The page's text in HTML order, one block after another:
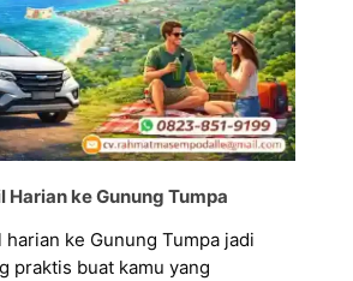
Harian ke Gunung Tumpa
harian ke Gunung Tumpa jadi
praktis buat kamu yang